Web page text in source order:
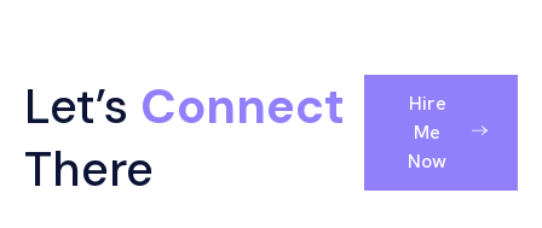
Let’s Connect
There
Hire
Me
Now